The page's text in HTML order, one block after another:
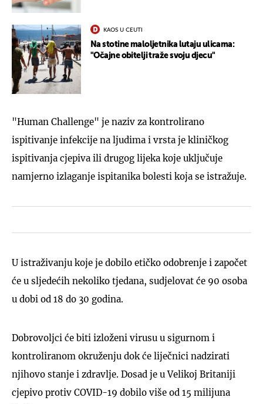
KAOS U CEUTI
Na stotine maloljetnika lutaju ulicama:
"Očajne obitelji traže svoju djecu"
"Human Challenge" je naziv za kontrolirano
ispitivanje infekcije na ljudima i vrsta je kliničkog
ispitivanja cjepiva ili drugog lijeka koje uključuje
namjerno izlaganje ispitanika bolesti koja se istražuje.
U istraživanju koje je dobilo etičko odobrenje i započet
će u sljedećih nekoliko tjedana, sudjelovat će 90 osoba
u dobi od 18 do 30 godina.
Dobrovoljci će biti izloženi virusu u sigurnom i
kontroliranom okruženju dok će liječnici nadzirati
njihovo stanje i zdravlje. Dosad je u Velikoj Britaniji
cjepivo protiv COVID-19 dobilo više od 15 milijuna